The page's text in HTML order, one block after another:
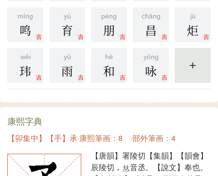
míng
吉
鸣
yù
吉
育
péng
吉
朋
chāng
吉
昌
jù
吉
炬
wěi
吉
玮
yǔ
吉
雨
hé
吉
和
yǒng
吉
咏 更多
康熙字典
【卯集中】【手】承·康熙筆画：8 ·部外筆画：4
【唐韻】署陵切【集韻】【韻會】
辰陵切，
音丞。【說文】奉也。